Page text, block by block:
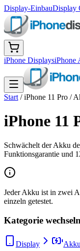
Display-EinbauDisplay
iPhone DisplaysiPhone
Start /iPhone 11 Pro /
iPhone 11
Schwächelt der Akku
Funktionsgarantie und
Jeder Akku ist in zwei
einzeln getestet.
Kategorie wechseln
Display Akku